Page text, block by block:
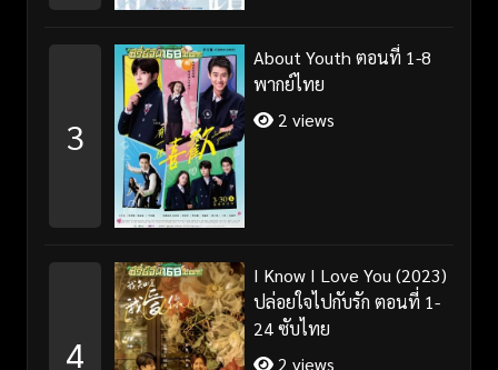
3
About Youth ตอนที่ 1-8
พากย์ไทย
2 views
4
I Know I Love You (2023)
ปล่อยใจไปกับรัก ตอนที่ 1-
24 ซับไทย
2 views